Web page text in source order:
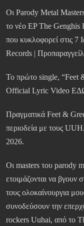
Οι Parody Metal
το νέο EP The
που κυκλοφορεί στις 7
Records |
Το πρώτο single, “Feet
Official Lyric Video
Πραγματικά Feet &
περιοδεία με τους
2026.
Οι masters του parody
ετοιμάζονται να βγουν
τους ολοκαίνουργια
συνοδεύσουν την
rockers Uuhai, από το